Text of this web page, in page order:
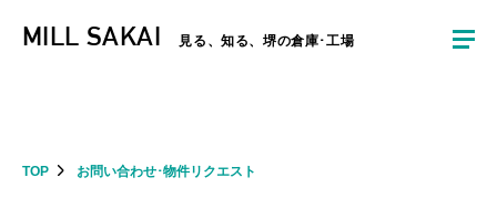
だきます。ご不便をおかけしますがよろしくお願いします。
MILL SAKAI 見る、知る、堺の倉庫･工場
TOP お問い合わせ･物件リクエスト